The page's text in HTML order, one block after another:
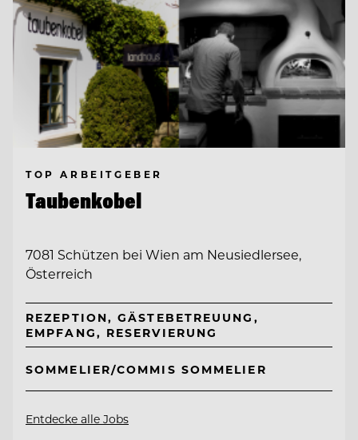
TOP ARBEITGEBER
Taubenkobel
7081 Schützen bei Wien am Neusiedlersee,
Österreich
REZEPTION, GÄSTEBETREUUNG,
EMPFANG, RESERVIERUNG
SOMMELIER/COMMIS SOMMELIER
Entdecke alle Jobs